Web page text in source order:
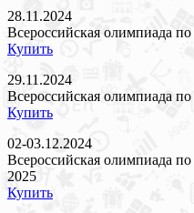
28.11.2024
Всероссийская
Купить
29.11.2024
Всероссийская
Купить
02-03.12.2024
Всероссийская
2025
Купить